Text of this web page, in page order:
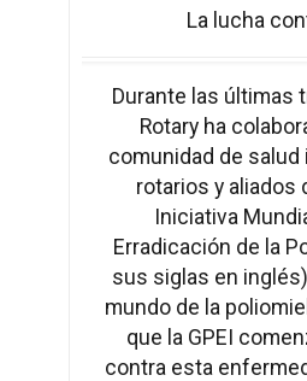
La lucha
Durante las últimas
Rotary ha
comunidad de salud
rotarios y aliados
Iniciativa
Erradicación de la
sus siglas en inglés)
mundo de la
que la GPEI
contra esta